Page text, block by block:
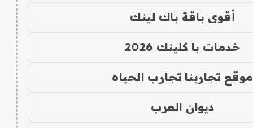
أقوى باقة باك لينك
خدمات با كلينك 2026
موقع تجاربنا تجارب الحياه
ديوان العرب